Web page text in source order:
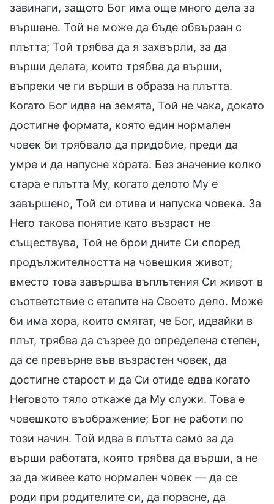
завинаги, защото Бог има още много дела за
вършене. Той не може да бъде обвързан с
плътта; Той трябва да я захвърли, за да
върши делата, които трябва да върши,
въпреки че ги върши в образа на плътта.
Когато Бог идва на земята, Той не чака, докато
достигне формата, която един нормален
човек би трябвало да придобие, преди да
умре и да напусне хората. Без значение колко
стара е плътта Му, когато делото Му е
завършено, Той си отива и напуска човека. За
Него такова понятие като възраст не
съществува, Той не брои дните Си според
продължителността на човешкия живот;
вместо това завършва въплътения Си живот в
съответствие с етапите на Своето дело. Може
би има хора, които смятат, че Бог, идвайки в
плът, трябва да съзрее до определена степен,
да се превърне във възрастен човек, да
достигне старост и да Си отиде едва когато
Неговото тяло откаже да Му служи. Това е
човешкото въображение; Бог не работи по
този начин. Той идва в плътта само за да
върши работата, която трябва да върши, а не
за да живее като нормален човек — да се
роди при родителите си, да порасне, да